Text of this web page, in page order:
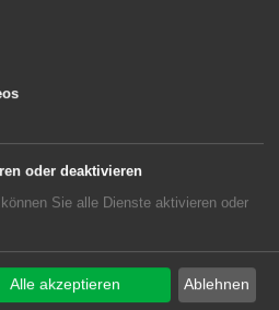
Aalen
oder deaktivieren
Sie alle Dienste aktivieren oder
Ablehnen
Alle akzeptieren